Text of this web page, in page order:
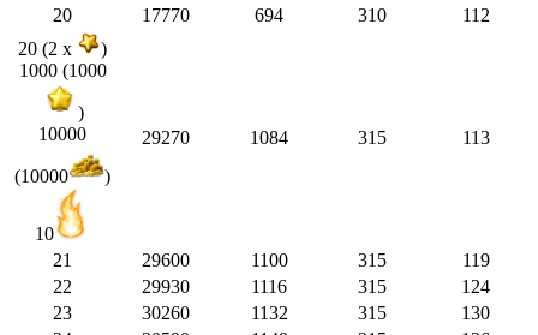
20
17770 694 310
112
20 (2 x
)
1000 (1000
)
10000
(10000 )
10
29270 1084 315 113
21 29600 1100 315
119
22
29930 1116 315
124
23
30260 1132 315
130